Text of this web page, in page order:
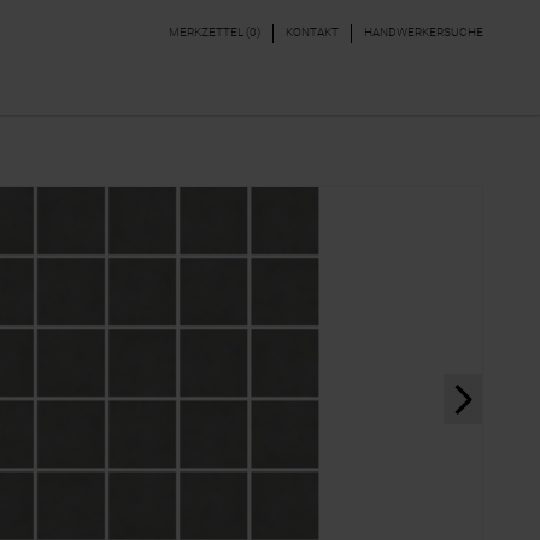
DEKORE & BORDÜREN
PARKETT, LAMINAT,
MERKZETTEL (0) KONTAKT HANDWERKERSUCHE
next